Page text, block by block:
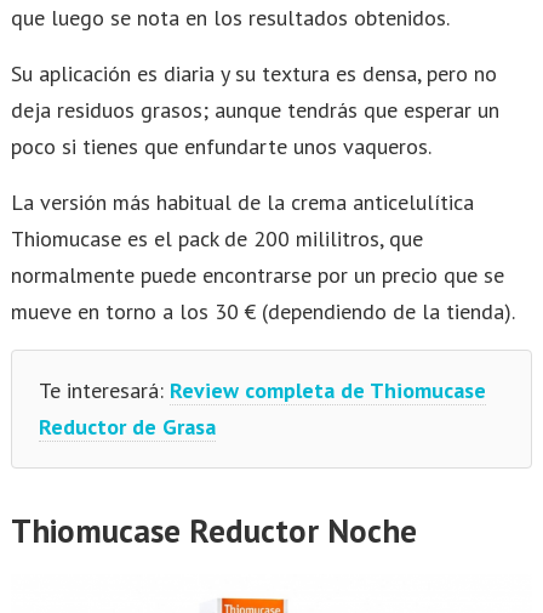
que luego se nota en los resultados obtenidos.
Su aplicación es diaria y su textura es densa, pero no
deja residuos grasos; aunque tendrás que esperar un
poco si tienes que enfundarte unos vaqueros.
La versión más habitual de la crema anticelulítica
Thiomucase es el pack de 200 mililitros, que
normalmente puede encontrarse por un precio que se
mueve en torno a los 30 € (dependiendo de la tienda).
Te interesará: Review completa de Thiomucase
Reductor de Grasa
Thiomucase Reductor Noche